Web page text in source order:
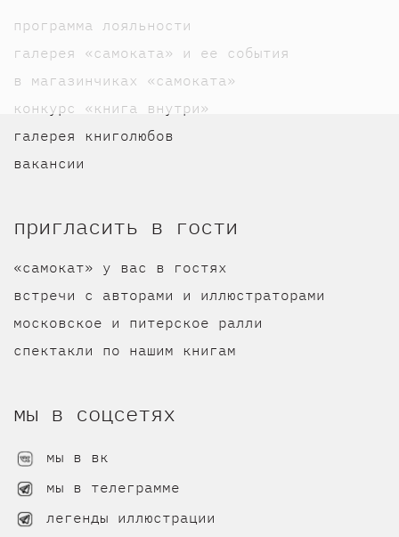
программа лояльности
галерея «самоката» и ее события
в магазинчиках «самоката»
конкурс «книга внутри»
галерея книголюбов
вакансии
пригласить в гости
«самокат» у вас в гостях
встречи с авторами и иллюстраторами
московское и питерское ралли
спектакли по нашим книгам
мы в соцсетях
мы в вк
мы в телеграмме
легенды иллюстрации